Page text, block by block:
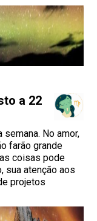
a 22
No amor,
farão grande
coisas pode
sua atenção aos
projetos